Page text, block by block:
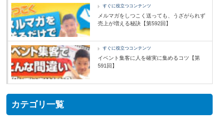
すぐに役立つコンテンツ
メルマガをしつこく送っても、うざがられず
売上が増える秘訣【第592回】
すぐに役立つコンテンツ
イベント集客に人を確実に集めるコツ【第
591回】
カテゴリ一覧